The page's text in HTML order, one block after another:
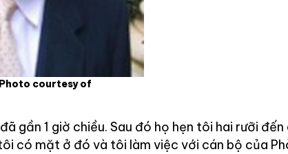
courtesy of
gần 1 giờ chiều. Sau đó họ hẹn tôi hai rưỡi đến
có mặt ở đó và tôi làm việc với cán bộ của